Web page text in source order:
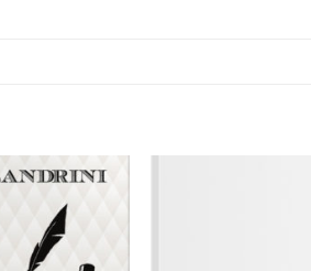
Aggiungi
alla lista
desideri